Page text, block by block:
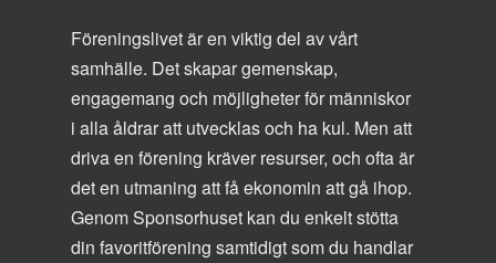
Föreningslivet är en viktig del av vårt
samhälle. Det skapar gemenskap,
engagemang och möjligheter för människor
i alla åldrar att utvecklas och ha kul. Men att
driva en förening kräver resurser, och ofta är
det en utmaning att få ekonomin att gå ihop.
Genom Sponsorhuset kan du enkelt stötta
din favoritförening samtidigt som du handlar